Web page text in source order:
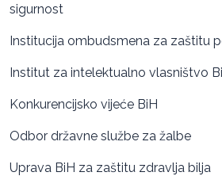
sigurnost
Institucija ombudsmena za zaštitu
Institut za intelektualno vlasništvo
Konkurencijsko vijeće BiH
Odbor državne službe za žalbe
Uprava BiH za zaštitu zdravlja bilja